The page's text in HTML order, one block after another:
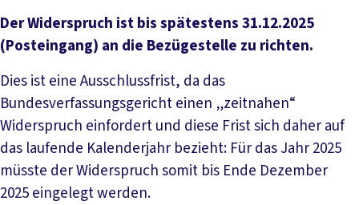
Der Widerspruch ist bis spätestens 31.12.2025
(Posteingang) an die Bezügestelle zu richten.
Dies ist eine Ausschlussfrist, da das
Bundesverfassungsgericht einen „zeitnahen“
Widerspruch einfordert und diese Frist sich daher auf
das laufende Kalenderjahr bezieht: Für das Jahr 2025
müsste der Widerspruch somit bis Ende Dezember
2025 eingelegt werden.